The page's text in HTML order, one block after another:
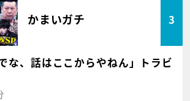
かまいガチ 3
な、話はここからやねん」トラビ